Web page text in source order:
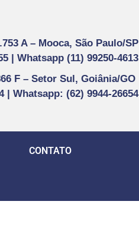
A – Mooca, São Paulo/SP
| Whatsapp (11) 99250-4613
F – Setor Sul, Goiânia/GO
| Whatsapp: (62) 9944-26654
CONTATO